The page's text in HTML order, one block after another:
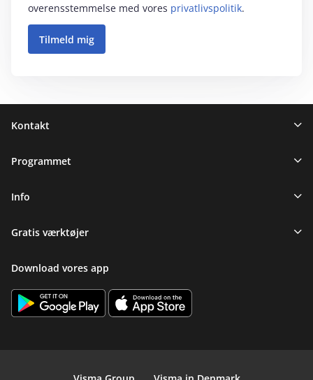
overensstemmelse med vores privatlivspolitik.
Sidefod
Kontakt
Programmet
Info
Gratis værktøjer
Download vores app